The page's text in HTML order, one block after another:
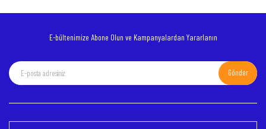
E-bültenimize Abone Olun ve Kampanyalardan Yararlanın
Gönder